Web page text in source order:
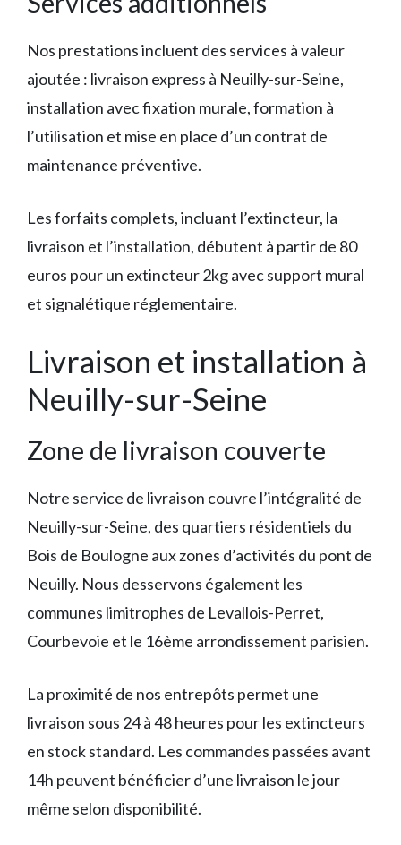
Nos prestations incluent des services à valeur
ajoutée : livraison express à Neuilly-sur-Seine,
installation avec fixation murale, formation à
l’utilisation et mise en place d’un contrat de
maintenance préventive.
Les forfaits complets, incluant l’extincteur, la
livraison et l’installation, débutent à partir de 80
euros pour un extincteur 2kg avec support mural
et signalétique réglementaire.
Livraison et installation à
Neuilly-sur-Seine
Zone de livraison couverte
Notre service de livraison couvre l’intégralité de
Neuilly-sur-Seine, des quartiers résidentiels du
Bois de Boulogne aux zones d’activités du pont de
Neuilly. Nous desservons également les
communes limitrophes de Levallois-Perret,
Courbevoie et le 16ème arrondissement parisien.
La proximité de nos entrepôts permet une
livraison sous 24 à 48 heures pour les extincteurs
en stock standard. Les commandes passées avant
14h peuvent bénéficier d’une livraison le jour
même selon disponibilité.